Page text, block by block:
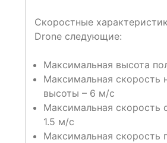
Скоростные
Drone следующие:
Максимальная высота
Максимальная скорость
высоты – 6 м/c
Максимальная скорость
1.5 м/c
Максимальная скорость